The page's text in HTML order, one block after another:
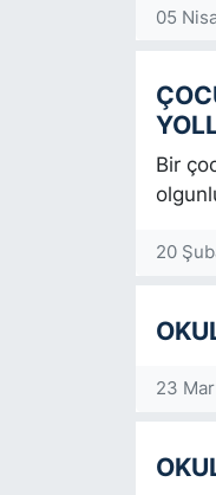
05
Bir
20
23
TÜRKİYE VE
VİDEO GALERİ